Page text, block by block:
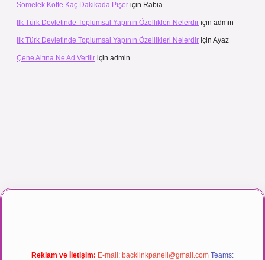
Sömelek Köfte Kaç Dakikada Pişer için Rabia
Ilk Türk Devletinde Toplumsal Yapının Özellikleri Nelerdir için admin
Ilk Türk Devletinde Toplumsal Yapının Özellikleri Nelerdir için Ayaz
Çene Altına Ne Ad Verilir için admin
maç izle
Reklam ve İletişim: E-mail: backlinkpaneli@gmail.com Teams: